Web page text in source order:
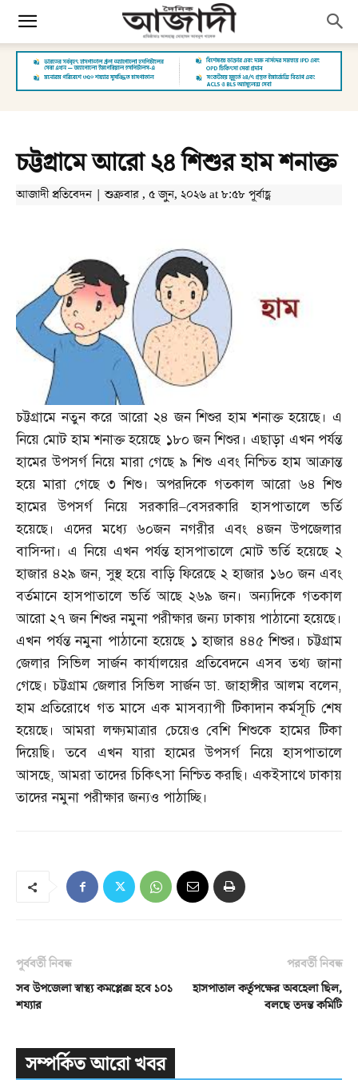
চট্টগ্রামে আরো ২৪ শিশুর হাম শনাক্ত
আজাদী প্রতিবেদন | শুক্রবার , ৫ জুন, ২০২৬ at ৮:৫৮ পূর্বাহ্ণ
চট্টগ্রামে নতুন করে আরো ২৪ জন শিশুর হাম শনাক্ত হয়েছে। এ
নিয়ে মোট হাম শনাক্ত হয়েছে ১৮০ জন শিশুর। এছাড়া এখন পর্যন্ত
হামের উপসর্গ নিয়ে মারা গেছে ৯ শিশু এবং নিশ্চিত হাম আক্রান্ত
হয়ে মারা গেছে ৩ শিশু। অপরদিকে গতকাল আরো ৬৪ শিশু
হামের উপসর্গ নিয়ে সরকারি–বেসরকারি হাসপাতালে ভর্তি
হয়েছে। এদের মধ্যে ৬০জন নগরীর এবং ৪জন উপজেলার
বাসিন্দা। এ নিয়ে এখন পর্যন্ত হাসপাতালে মোট ভর্তি হয়েছে ২
হাজার ৪২৯ জন,সুস্থ হয়ে বাড়ি ফিরেছে ২ হাজার ১৬০ জন এবং
বর্তমানে হাসপাতালে ভর্তি আছে ২৬৯ জন। অন্যদিকে গতকাল
আরো ২৭ জন শিশুর নমুনা পরীক্ষার জন্য ঢাকায় পাঠানো হয়েছে।
এখন পর্যন্ত নমুনা পাঠানো হয়েছে ১ হাজার ৪৪৫ শিশুর। চট্টগ্রাম
জেলার সিভিল সার্জন কার্যালয়ের প্রতিবেদনে এসব তথ্য জানা
গেছে। চট্টগ্রাম জেলার সিভিল সার্জন ডা.জাহাঙ্গীর আলম বলেন,
হাম প্রতিরোধে গত মাসে এক মাসব্যাপী টিকাদান কর্মসূচি শেষ
হয়েছে। আমরা লক্ষ্যমাত্রার চেয়েও বেশি শিশুকে হামের টিকা
দিয়েছি। তবে এখন যারা হামের উপসর্গ নিয়ে হাসপাতালে
আসছে,আমরা তাদের চিকিৎসা নিশ্চিত করছি। একইসাথে ঢাকায়
তাদের নমুনা পরীক্ষার জন্যও পাঠাচ্ছি।
পূর্ববর্তী নিবন্ধ
সব উপজেলা স্বাস্থ্য কমপ্লেক্স হবে ১০১
শয্যার
পরবর্তী নিবন্ধ
হাসপাতাল কর্তৃপক্ষের অবহেলা ছিল,
বলছে তদন্ত কমিটি
সম্পর্কিত আরো খবর